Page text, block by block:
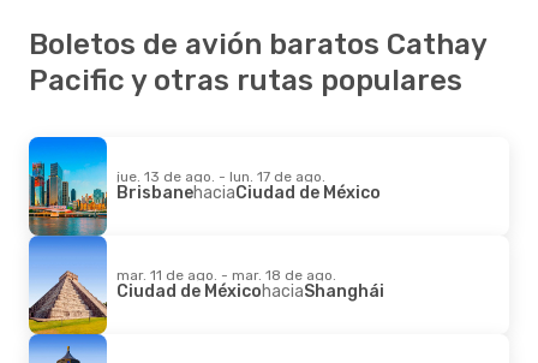
Boletos de avión baratos Cathay
Pacific y otras rutas populares
jue. 13 de ago. - lun. 17 de ago.
BrisbanehaciaCiudad de México
mar. 11 de ago. - mar. 18 de ago.
Ciudad de MéxicohaciaShanghái